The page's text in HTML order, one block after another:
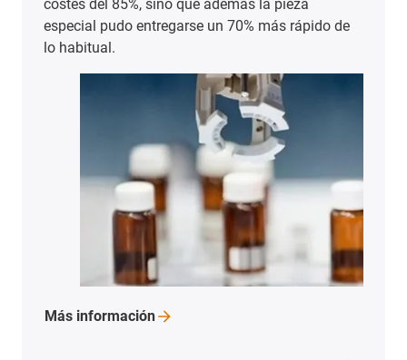
portacables durante el funcionamiento y emiten
una alarma a tiempo en cuanto es necesaria una
reparación o sustitución.
Más información sobre esta